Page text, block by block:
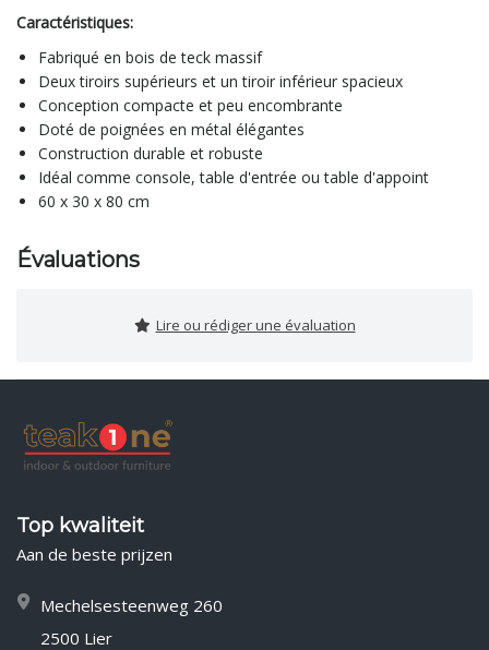
Caractéristiques:
Fabriqué en bois de teck massif
Deux tiroirs supérieurs et un tiroir inférieur spacieux
Conception compacte et peu encombrante
Doté de poignées en métal élégantes
Construction durable et robuste
Idéal comme console, table d'entrée ou table d'appoint
60 x 30 x 80 cm
Évaluations
Lire ou rédiger une évaluation
Top kwaliteit
Aan de beste prijzen
Mechelsesteenweg 260
2500 Lier